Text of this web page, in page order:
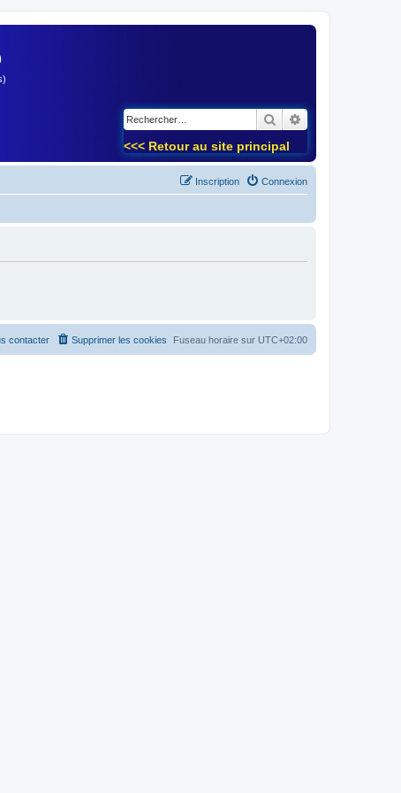
Rechercher
<<< Retour au site principal
Connexion
Inscription
Fuseau horaire sur UTC+02:00
Supprimer les cookies
contacter